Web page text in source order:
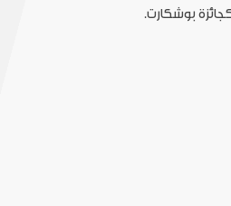
بوشكارت.